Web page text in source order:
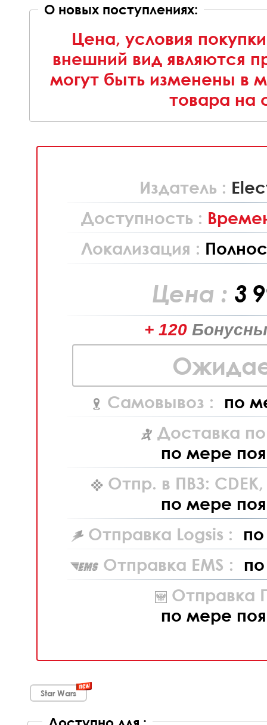
О новых поступлениях:
Цена, условия
внешний вид являются
могут быть изменены в
товара на
Издатель :
Доступность :
Локализация :
Цена : 3
+ 120
Самовывоз : по
Доставка
по мере
Отпр. в ПВЗ: CDEK,
по мере
Отправка Logsis :
Отправка EMS :
Отправка
по мере
Star Wars